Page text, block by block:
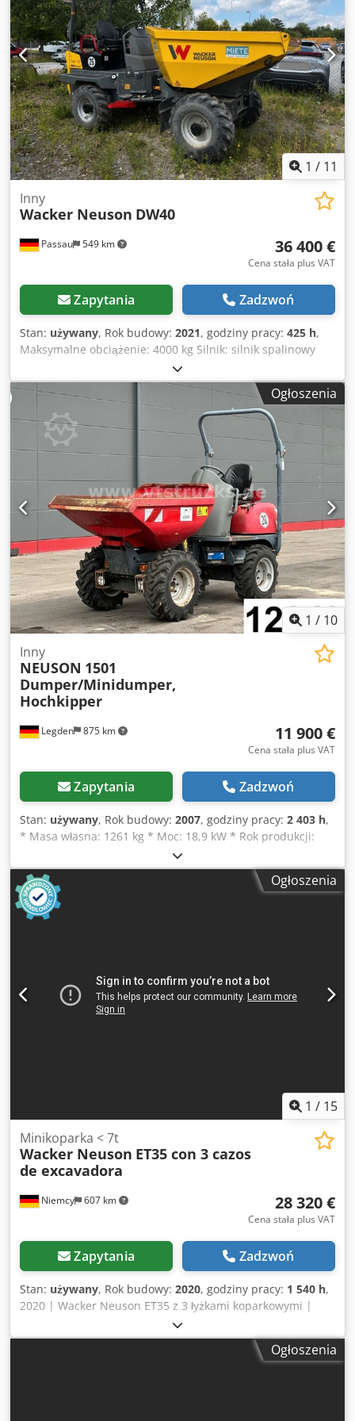
1 / 11
Passau 549 km
Inny
Wacker Neuson DW40
36 400 €
Cena stała plus VAT
Zapytania Zadzwoń
Stan: używany, Rok budowy: 2021, godziny pracy: 425 h,
Maksymalne obciążenie: 4000 kg Silnik: silnik spalinowy
Csdpezml N Ijfx Ab Asha ---- Wersja A 1.0 Wyładowcza
skrzynia z obrotowym mechanizmem wywrotu Prędkość
jazdy: 25 km/h
Ogłoszenia
1 / 10
Legden 875 km
Inny
NEUSON 1501
Dumper/Minidumper,
Hochkipper
11 900 €
Cena stała plus VAT
Zapytania Zadzwoń
Stan: używany, Rok budowy: 2007, godziny pracy: 2 403 h,
* Masa własna: 1261 kg * Moc: 18,9 kW * Rok produkcji:
2007 -----Numer pojazdu w bazie danych: 12349
Zastrzegamy sobie prawo do błędów i wcześniejszej
sprzedaży. Codszq Nw Dopfx Ab Aoha
Ogłoszenia
1 / 15
Niemcy 607 km
Minikoparka < 7t
Wacker Neuson ET35 con 3 cazos
de excavadora
28 320 €
Cena stała plus VAT
Zapytania Zadzwoń
Stan: używany, Rok budowy: 2020, godziny pracy: 1 540 h,
2020 | Wacker Neuson ET35 z 3 łyżkami koparkowymi |
Używana minikoparka < 7 t | 1540 godzin 📍 Lokalizacja:
Niemcy 🚛 Dostawa dostępna do wybranego miejsca –
Skorzystaj z naszego kalkulatora transportu, aby oszacować
Ogłoszenia